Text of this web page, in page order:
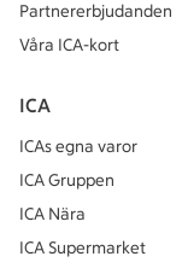
Partnererbjudanden
Våra ICA-kort
ICA
ICAs egna varor
ICA Gruppen
ICA Nära
ICA Supermarket